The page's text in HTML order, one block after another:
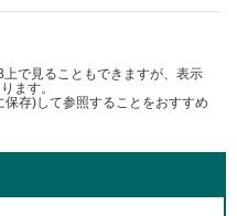
上で見ることもできますが、表示
ます。
存)して参照することをおすすめ